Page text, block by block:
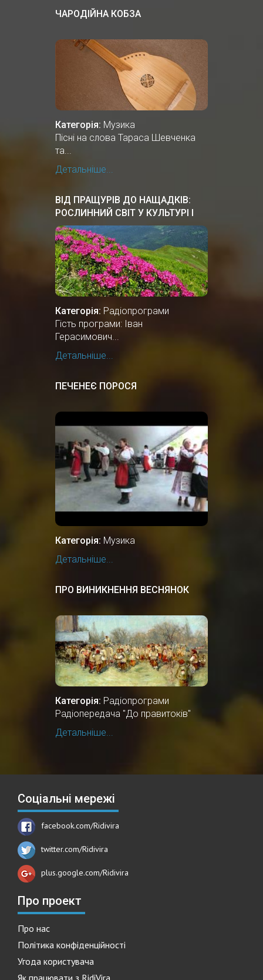
ЧАРОДІЙНА КОБЗА
Категорія: Музика
Пісні на слова Тараса Шевченка
та...
Детальніше...
ВІД ПРАЩУРІВ ДО НАЩАДКІВ:
РОСЛИННИЙ СВІТ У КУЛЬТУРІ І
ЗВИЧАЯХ УКРАЇНСЬКОГО
НАРОДУ
Категорія: Радіопрограми
Гість програми: Іван
Герасимович...
Детальніше...
ПЕЧЕНЕЄ ПОРОСЯ
Категорія: Музика
Детальніше...
ПРО ВИНИКНЕННЯ ВЕСНЯНОК
Категорія: Радіопрограми
Радіопередача "До правитоків"
Детальніше...
Соціальні мережі
facebook.com/Ridivira
twitter.com/Ridivira
plus.google.com/Ridivira
Про проект
Про нас
Політика конфіденційності
Угода користувача
Як працювати з RidiVira